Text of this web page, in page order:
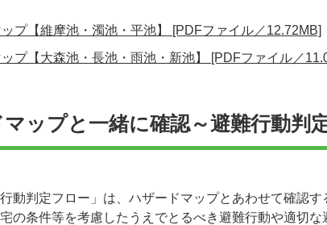
プ【維摩池・濁池・平池】 [PDFファイル／12.72MB]
プ【大森池・長池・雨池・新池】 [PDFファイル／
ップと一緒に確認～避難行動判
動判定フロー」は、ハザードマップとあわせて確認す
の条件等を考慮したうえでとるべき避難行動や適切な